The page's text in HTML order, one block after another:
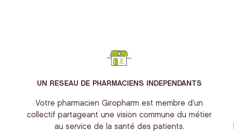
UN RESEAU DE PHARMACIENS INDEPENDANTS
Votre pharmacien Giropharm est membre d’un
collectif partageant une vision commune du métier
au service de la santé des patients.